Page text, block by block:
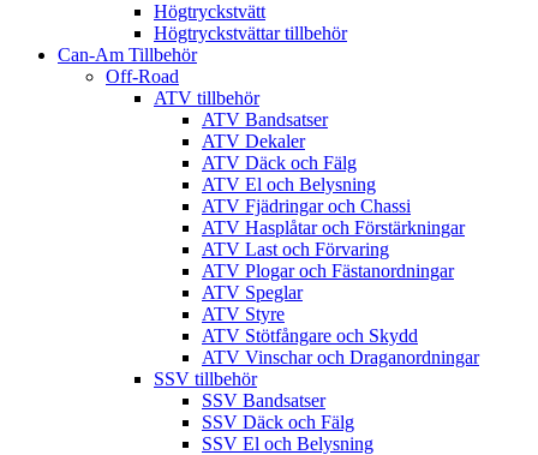
Högtryckstvätt
Högtryckstvättar tillbehör
Can-Am Tillbehör
Off-Road
ATV tillbehör
ATV Bandsatser
ATV Dekaler
ATV Däck och Fälg
ATV El och Belysning
ATV Fjädringar och Chassi
ATV Hasplåtar och Förstärkningar
ATV Last och Förvaring
ATV Plogar och Fästanordningar
ATV Speglar
ATV Styre
ATV Stötfångare och Skydd
ATV Vinschar och Draganordningar
SSV tillbehör
SSV Bandsatser
SSV Däck och Fälg
SSV El och Belysning